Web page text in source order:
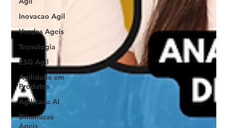
Inovacao Agil
Vendas Ageis
Tecnologia
ESG Agil
Agilidade em
Produtos
Agilizaaa AI
Dinamicas
Ageis